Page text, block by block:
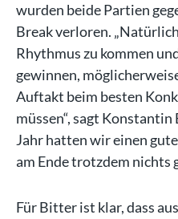
wurden beide Partien
Break verloren.
Rhythmus zu kommen
gewinnen,
Auftakt beim besten
müssen“, sagt
Jahr hatten wir einen
am Ende trotzdem nichts
Für Bitter ist klar, dass